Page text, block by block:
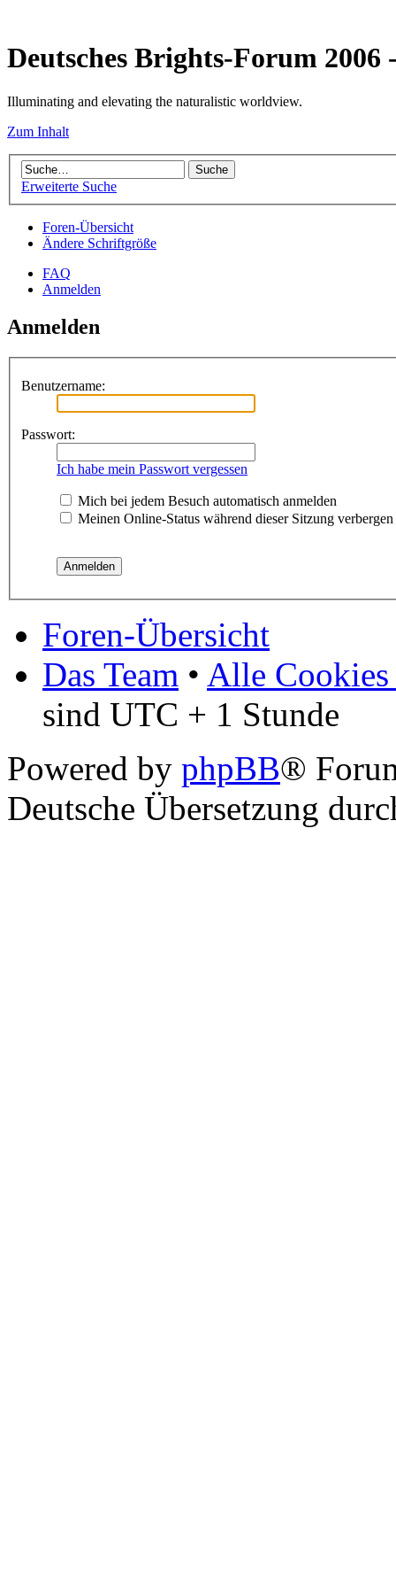
Deutsches Brights-Forum
Illuminating and elevating the naturalistic worldview.
Zum Inhalt
Erweiterte Suche
Foren-Übersicht
Ändere Schriftgröße
FAQ
Anmelden
Anmelden
Benutzername:
Passwort:
Ich habe mein Passwort vergessen
Mich bei jedem Besuch automatisch anmelden
Meinen Online-Status während dieser Sitzung verbergen
Foren-Übersicht
Das Team • Alle Cookies
sind UTC + 1 Stunde
Powered by phpBB®
Deutsche Übersetzung